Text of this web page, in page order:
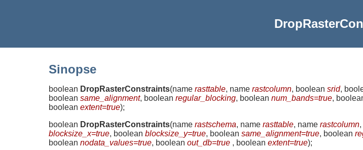
Sinopse
boolean DropRasterConstraints(name rasttable, name rastcolumn, boolean srid,
boolean same_alignment, boolean regular_blocking, boolean num_bands=true,
boolean extent=true);
boolean DropRasterConstraints(name rastschema, name rasttable, name rastcolumn
blocksize_x=true, boolean blocksize_y=true, boolean same_alignment=true, boolean
boolean nodata_values=true, boolean out_db=true , boolean extent=true);